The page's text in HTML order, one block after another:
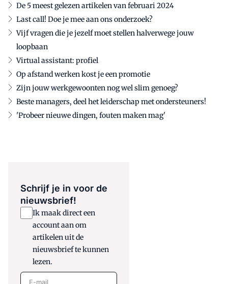
De 5 meest gelezen artikelen van februari 2024
Last call! Doe je mee aan ons onderzoek?
Vijf vragen die je jezelf moet stellen halverwege jouw
loopbaan
Virtual assistant: profiel
Op afstand werken kost je een promotie
Zijn jouw werkgewoonten nog wel slim genoeg?
Beste managers, deel het leiderschap met ondersteuners!
'Probeer nieuwe dingen, fouten maken mag'
Schrijf je in voor de
nieuwsbrief!
Ik maak direct een
account aan om
artikelen uit de
nieuwsbrief te kunnen
lezen.
E-mail